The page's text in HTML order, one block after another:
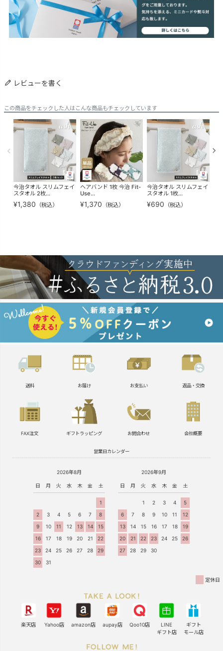
レビューを書く
この商品をチェックした人はこんな商品もチェックしています
今治タオル スリムフェイ
スタオル 2枚...
¥1,380 （税込）
ヘアバンド 1枚 今治 Fit-
Use...
¥1,370 （税込）
今治タオル スリムフェイ
スタオル 1枚...
¥690 （税込）
送料 お届け お支払い 返品・交換
FAX注文 ギフトラッピング お問合わせ 会社概要
営業日カレンダー
2026年8月
日 月 火 水 木 金 土
1
2
3 4 5 6 7
8
9
10 11 12 13 14
15
16
17 18 19 20 21
22
23
24 25 26 27 28
29
30
31
2026年9月
日 月 火 水 木 金 土
1 2 3 4
5
6
7 8 9 10 11
12
13
14 15 16 17 18
19
20
21 22 23 24 25
26
27
28 29 30
定休日
楽天店 Yahoo店 amazon店 aupay店 Qoo10店
LINE
ギフト店
ギフト
モール店